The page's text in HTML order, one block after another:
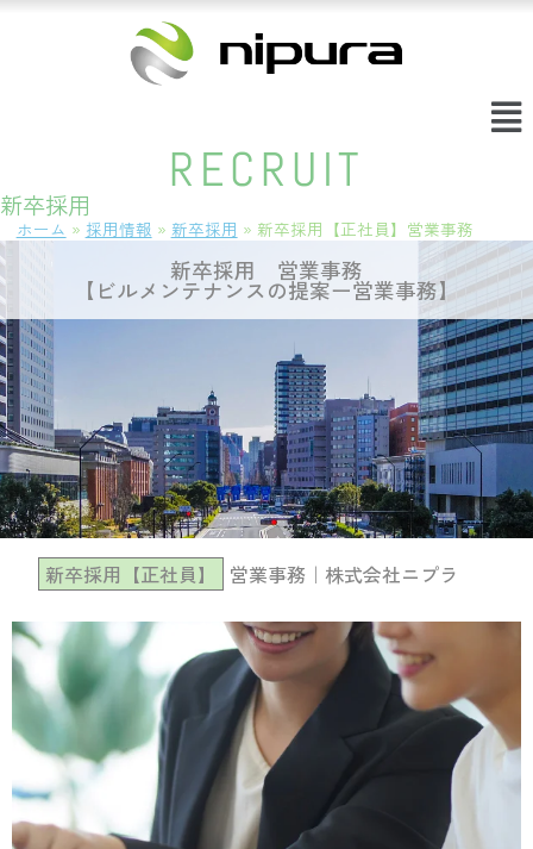
RECRUIT
新卒採用
ホーム » 採用情報 » 新卒採用 » 新卒採用【正社員】営業事務
新卒採用 営業事務
【ビルメンテナンスの提案ー営業事務】
新卒採用【正社員】 営業事務｜株式会社ニプラ